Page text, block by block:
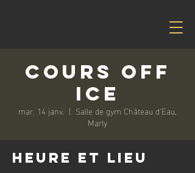
Cours off
ice
mar. 14 janv.
  |
Salle de gym Château d'Eau,
Marly
Heure et lieu